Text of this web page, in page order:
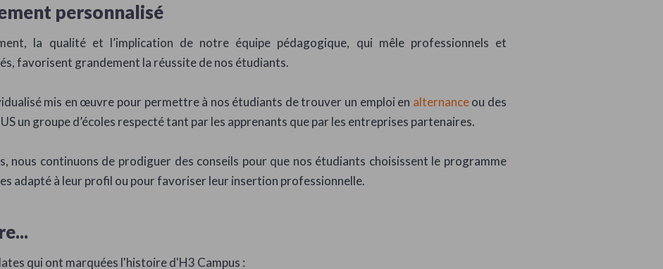
personnalisé
la qualité et l’implication de notre équipe pédagogique, qui mêle professionnels et
favorisent grandement la réussite de nos étudiants.
mis en œuvre pour permettre à nos étudiants de trouver un emploi en alternanceou des
un groupe d’écoles respecté tant par les apprenants que par les entreprises partenaires.
nous continuons de prodiguer des conseils pour que nos étudiants choisissent le programme
adapté à leur profil ou pour favoriser leur insertion professionnelle.
qui ont marquées l'histoire d'H3 Campus :